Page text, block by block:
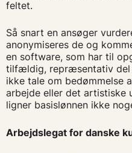
feltet.
Så snart en ansøger
anonymiseres de og
en software, som har til
tilfældig, repræsentativ del
ikke tale om bedømmelse
arbejde eller det artistiske
ligner basislønnen ikke
Arbejdslegat for danske